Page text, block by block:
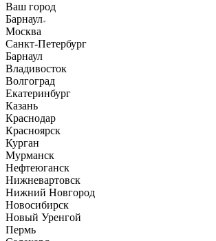
Ваш город
Барнаул
Москва
Санкт-Петербург
Барнаул
Владивосток
Волгоград
Екатеринбург
Казань
Краснодар
Красноярск
Курган
Мурманск
Нефтеюганск
Нижневартовск
Нижний Новгород
Новосибирск
Новый Уренгой
Пермь